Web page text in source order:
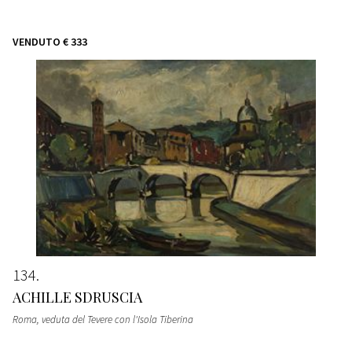
VENDUTO € 333
134
ACHILLE SDRUSCIA
Roma, veduta del Tevere con l'Isola Tiberina